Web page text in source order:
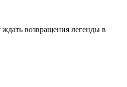
возвращения легенды в